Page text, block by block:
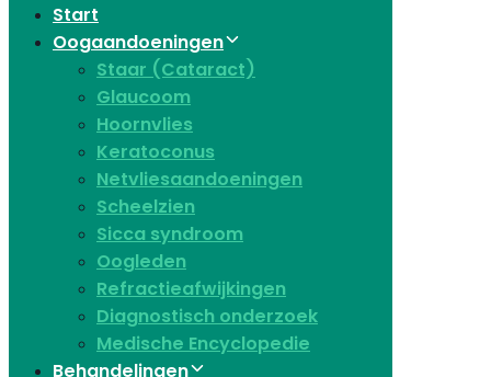
Start
Oogaandoeningen
Staar (Cataract)
Glaucoom
Hoornvlies
Keratoconus
Netvliesaandoeningen
Scheelzien
Sicca syndroom
Oogleden
Refractieafwijkingen
Diagnostisch onderzoek
Medische Encyclopedie
Behandelingen